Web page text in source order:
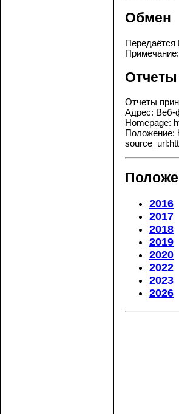
Обмен
Отчеты
Отчеты
Адрес: Веб-
Homepage:
Положение:
2016
2017
2018
2019
2020
2022
2023
2026